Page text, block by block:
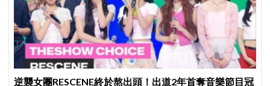
逆襲女團RESCENE終於熬出頭！出道2年首奪音樂節目冠